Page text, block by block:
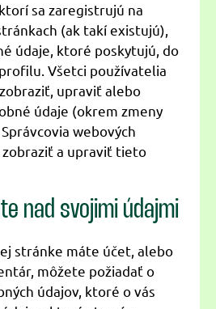
sa zaregistrujú na
(ak takí existujú),
údaje, ktoré poskytujú, do
Všetci používatelia
upraviť alebo
údaje (okrem zmeny
webových
a upraviť tieto
nad svojimi údajmi
stránke máte účet, alebo
môžete požiadať o
údajov, ktoré o vás